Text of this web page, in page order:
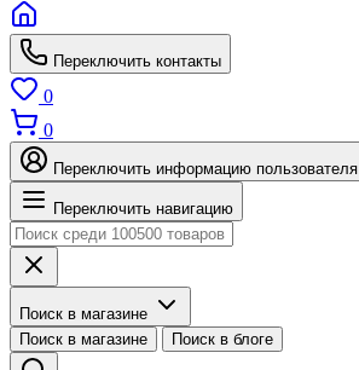
Переключить контакты
0
0
Переключить информацию пользователя
Переключить навигацию
Поиск в магазине
Поиск в магазине
Поиск в блоге